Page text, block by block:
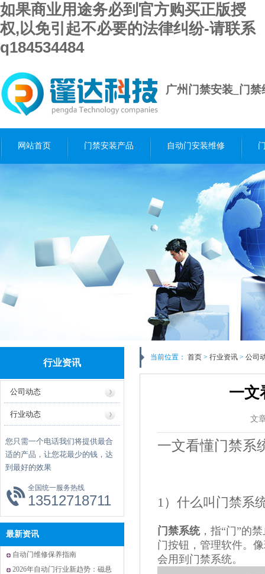
如果商业用途务必到官方购买正版授
权,以免引起不必要的法律纠纷-请联系
q184534484
广州门禁安装_门
网站首页 门禁安装产品 自动门安装维修
行业资讯
公司动态
行业动态
您只需一个电话我们将提供最合
适的产品，让您花最少的钱，达
到最好的效果
全国统一服务热线
13512718711
最新资讯
自动门维修保养指南
2026年自动门行业新趋势：磁悬
当前位置： 首页 > 行业资讯 > 公司
一文
文
一文看懂门禁系
1）什么叫门禁系
门禁系统，指“门”的
门按钮，管理软件。
会用到门禁系统。